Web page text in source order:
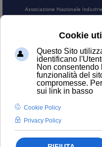
Associazione Nazionale